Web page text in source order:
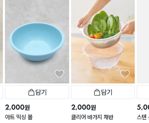
담기
2,000원
아트 믹싱 볼
담기
2,000원
클리어 바가지 채반 스텐